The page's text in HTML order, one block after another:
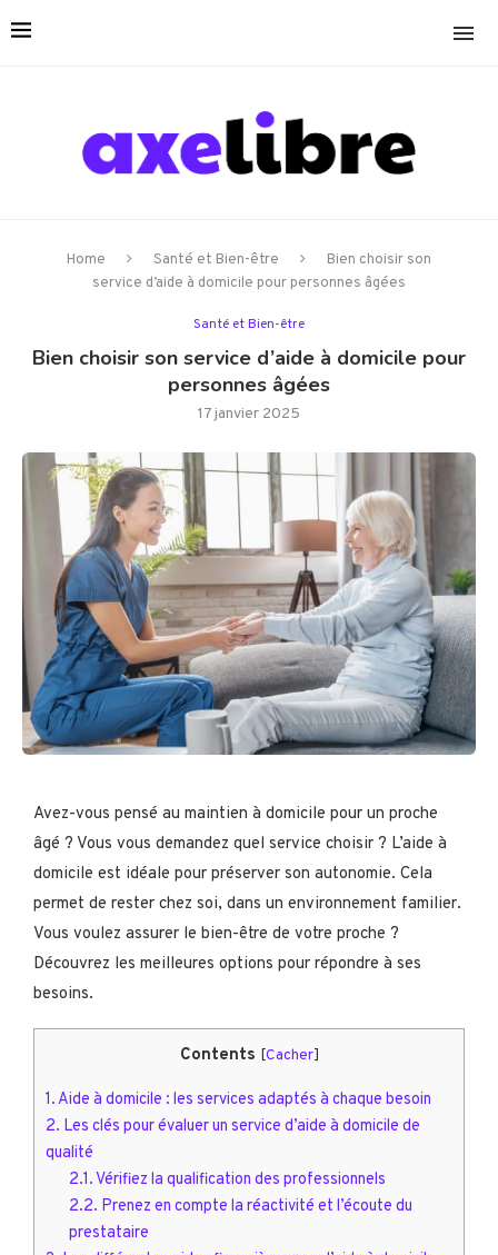
Home Santé et Bien-être
Bien choisir son
service d’aide à domicile pour personnes âgées
Santé et Bien-être
Bien choisir son service d’aide à domicile pour
personnes âgées
17 janvier 2025
Avez-vous pensé au maintien à domicile pour un proche
âgé ? Vous vous demandez quel service choisir ? L’aide à
domicile est idéale pour préserver son autonomie. Cela
permet de rester chez soi, dans un environnement familier.
Vous voulez assurer le bien-être de votre proche ?
Découvrez les meilleures options pour répondre à ses
besoins.
Contents [Cacher]
1.Aide à domicile : les services adaptés à chaque besoin
2. Les clés pour évaluer un service d’aide à domicile de
qualité
2.1.Vérifiez la qualification des professionnels
2.2. Prenez en compte la réactivité et l’écoute du
prestataire